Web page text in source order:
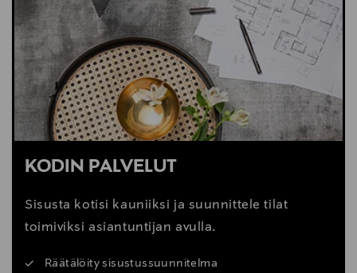
KODIN PALVELUT
Sisusta kotisi kauniiksi ja suunnittele tilat
toimiviksi asiantuntijan avulla.
Räätälöity sisustussuunnitelma